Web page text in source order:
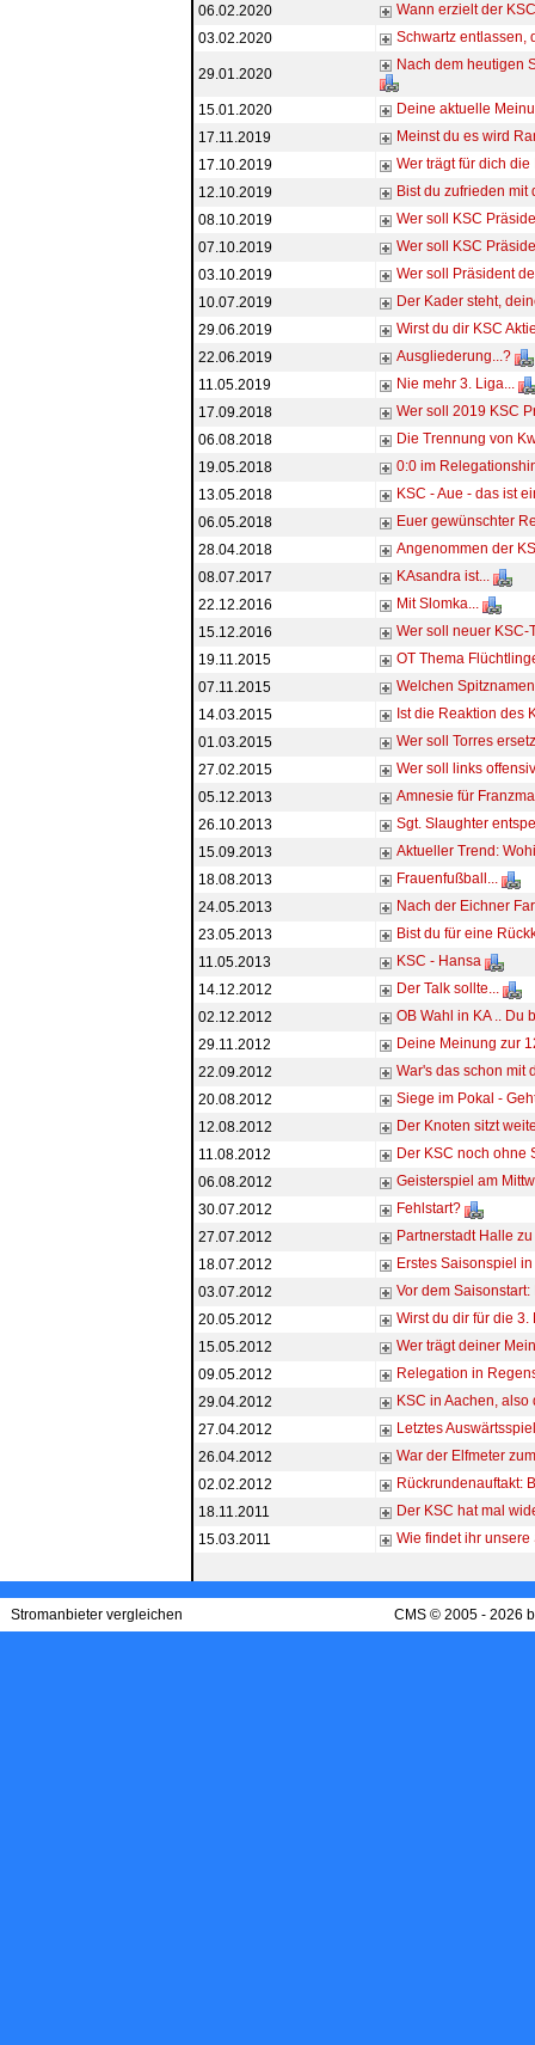
06.02.2020
Wann erzielt der
03.02.2020
Schwartz entlassen,
29.01.2020
Nach dem heutigen
15.01.2020
Deine aktuelle
17.11.2019
Meinst du es wird
17.10.2019
Wer trägt für dich
12.10.2019
Bist du zufrieden
08.10.2019
Wer soll KSC
07.10.2019
Wer soll KSC
03.10.2019
Wer soll Präsident
10.07.2019
Der Kader steht,
29.06.2019
Wirst du dir KSC
22.06.2019
Ausgliederung...?
11.05.2019
Nie mehr 3. Liga...
17.09.2018
Wer soll 2019 KSC
06.08.2018
Die Trennung von
19.05.2018
0:0 im
13.05.2018
KSC - Aue - das ist
06.05.2018
Euer gewünschter
28.04.2018
Angenommen der
08.07.2017
KAsandra ist...
22.12.2016
Mit Slomka...
15.12.2016
Wer soll neuer KSC-
19.11.2015
OT Thema
07.11.2015
Welchen
14.03.2015
Ist die Reaktion des
01.03.2015
Wer soll Torres
27.02.2015
Wer soll links
05.12.2013
Amnesie für
26.10.2013
Sgt. Slaughter
15.09.2013
Aktueller Trend:
18.08.2013
Frauenfußball...
24.05.2013
Nach der Eichner
23.05.2013
Bist du für eine
11.05.2013
KSC - Hansa
14.12.2012
Der Talk sollte...
02.12.2012
OB Wahl in KA .. Du
29.11.2012
Deine Meinung zur
22.09.2012
War's das schon mit
20.08.2012
Siege im Pokal -
12.08.2012
Der Knoten sitzt
11.08.2012
Der KSC noch ohne
06.08.2012
Geisterspiel am
30.07.2012
Fehlstart?
27.07.2012
Partnerstadt Halle
18.07.2012
Erstes Saisonspiel
03.07.2012
Vor dem
20.05.2012
Wirst du dir für die
15.05.2012
Wer trägt deiner
09.05.2012
Relegation in
29.04.2012
KSC in Aachen,
27.04.2012
Letztes
26.04.2012
War der Elfmeter
02.02.2012
Rückrundenauftakt:
18.11.2011
Der KSC hat mal
15.03.2011
Wie findet ihr unsere
Stromanbieter vergleichen CMS © 2005 - 2026